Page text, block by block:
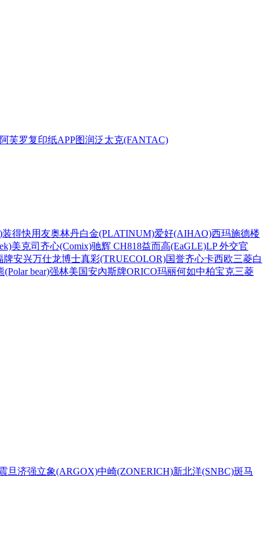
阿芙罗复印纸APP图润泛太克(FANTAC)
装得快用友奥林丹白金(PLATINUM)爱好(AIHAO)西玛施德楼
美克司 齐心(Comix)驰辉 CH818益而高(EaGLE)LP 外交官
牌安兴万仕龙博士真彩(TRUECOLOR)国誉齐心卡西欧三菱白
(Polar bear)强林美国安內斯牌ORICO玛丽何如中柏宝克三菱
旦济强立象(ARGOX)中崎(ZONERICH)新北洋(SNBC)斑马